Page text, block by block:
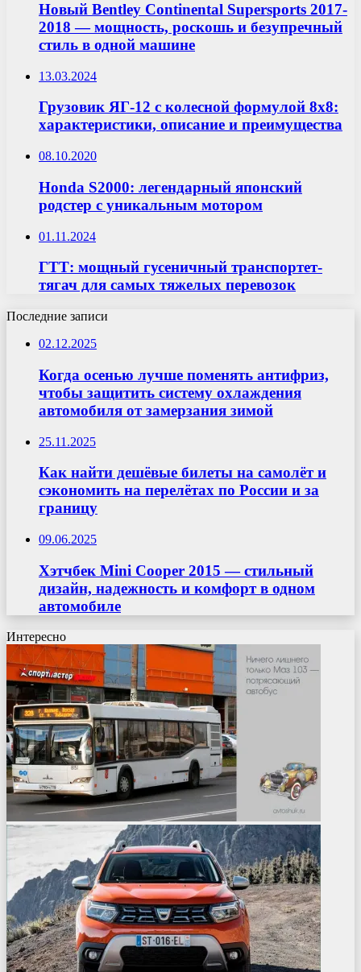
Новый Bentley Continental Supersports 2017-
2018 — мощность, роскошь и безупречный
стиль в одной машине
13.03.2024
Грузовик ЯГ-12 с колесной формулой 8х8:
характеристики, описание и преимущества
08.10.2020
Honda S2000: легендарный японский
родстер с уникальным мотором
01.11.2024
ГТТ: мощный гусеничный транспортет-
тягач для самых тяжелых перевозок
Последние записи
02.12.2025
Когда осенью лучше поменять антифриз,
чтобы защитить систему охлаждения
автомобиля от замерзания зимой
25.11.2025
Как найти дешёвые билеты на самолёт и
сэкономить на перелётах по России и за
границу
09.06.2025
Хэтчбек Mini Cooper 2015 — стильный
дизайн, надежность и комфорт в одном
автомобиле
Интересно